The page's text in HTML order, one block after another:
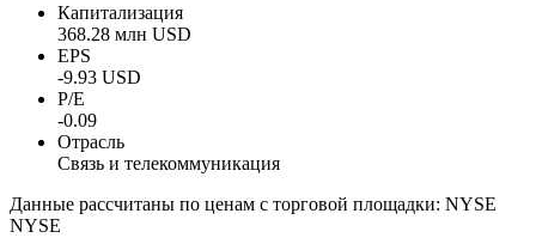
Капитализация
368.28 млн USD
EPS
-9.93 USD
P/E
-0.09
Отрасль
Связь и телекоммуникация
Данные рассчитаны по ценам с торговой площадки: NYSE
NYSE